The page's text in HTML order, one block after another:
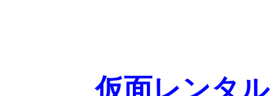
仮面レンタ